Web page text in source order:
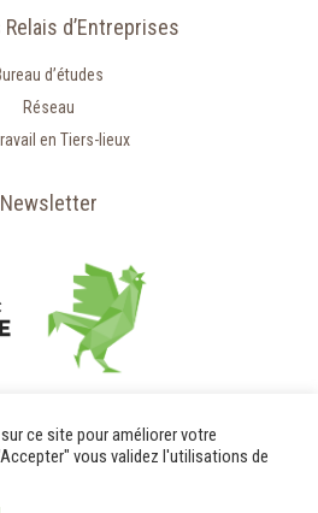
d’Entreprises
d’études
Réseau
en Tiers-lieux
Newsletter
ce site pour améliorer votre
vous validez l'utilisations de